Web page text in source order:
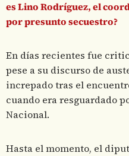
es Lino Rodríguez, el
por presunto secuestro?
En días recientes fue
pese a su discurso de
increpado tras el
cuando era resguardado
Nacional.
Hasta el momento, el